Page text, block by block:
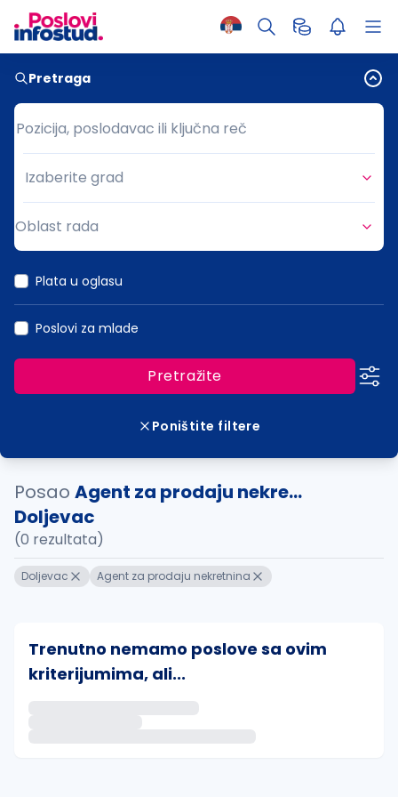
Pretraga
Pozicija, poslodavac ili ključna reč
Pozicija, poslodavac ili ključna reč
Grad
Izaberite grad
Oblast rada
Plata u oglasu
Poslovi za mlade
Pretražite
Poništite filtere
Posao Agent za prodaju nekre...
Doljevac
(0 rezultata)
Doljevac Agent za prodaju nekretnina
Trenutno nemamo poslove sa ovim
kriterijumima, ali...